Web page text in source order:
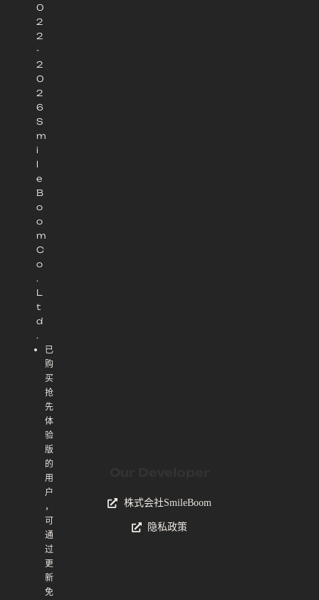
0
2
2
-
2
0
2
6
S
m
i
l
e
B
o
o
m
C
o
.
L
t
d
.
已
购
买
抢
先
体
验
版
的
用
户
，
可
通
过
更
新
免
株式会社SmileBoom
隐私政策